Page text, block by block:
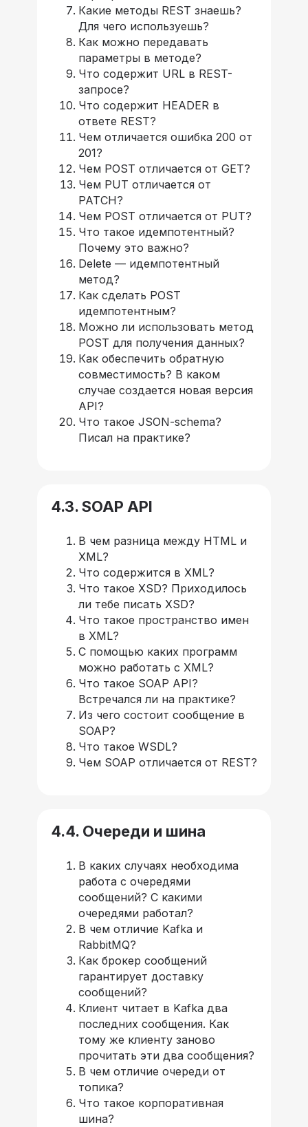
Какие методы REST знаешь?
Для чего используешь?
Как можно передавать
параметры в методе?
Что содержит URL в REST-
запросе?
Что содержит HEADER в
ответе REST?
Чем отличается ошибка 200 от
201?
Чем POST отличается от GET?
Чем PUT отличается от
PATCH?
Чем POST отличается от PUT?
Что такое идемпотентный?
Почему это важно?
Delete — идемпотентный
метод?
Как сделать POST
идемпотентным?
Можно ли использовать метод
POST для получения данных?
Как обеспечить обратную
совместимость? В каком
случае создается новая версия
API?
Что такое JSON-schema?
Писал на практике?
4.3. SOAP API
В чем разница между HTML и
XML?
Что содержится в XML?
Что такое XSD? Приходилось
ли тебе писать XSD?
Что такое пространство имен
в XML?
С помощью каких программ
можно работать с XML?
Что такое SOAP API?
Встречался ли на практике?
Из чего состоит сообщение в
SOAP?
Что такое WSDL?
Чем SOAP отличается от REST?
4.4. Очереди и шина
В каких случаях необходима
работа с очередями
сообщений? С какими
очередями работал?
В чем отличие Kafka и
RabbitMQ?
Как брокер сообщений
гарантирует доставку
сообщений?
Клиент читает в Kafka два
последних сообщения. Как
тому же клиенту заново
прочитать эти два сообщения?
В чем отличие очереди от
топика?
Что такое корпоративная
шина?